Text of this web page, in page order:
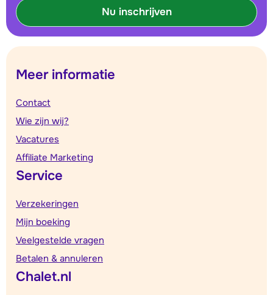
Nu inschrijven
Meer informatie
Contact
Wie zijn wij?
Vacatures
Affiliate Marketing
Service
Verzekeringen
Mijn boeking
Veelgestelde vragen
Betalen & annuleren
Chalet.nl